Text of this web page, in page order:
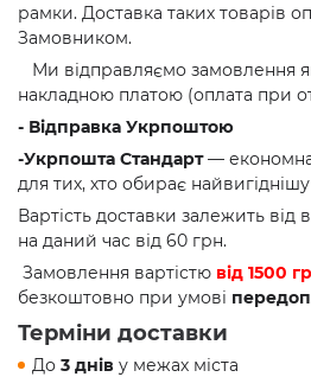
рамки. Доставка таких товарів
Замовником.
Ми відправляємо замовлення
накладною платою (оплата при
- Відправка Укрпоштою
-Укрпошта Стандарт—
для тих, хто обирає найвигіднішу
Вартість доставки залежить від
на даний час від 60 грн.
Замовлення вартістю від 1500
безкоштовно при умові
Терміни доставки
До 3 днів у межах міста